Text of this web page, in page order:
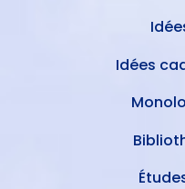
Idées